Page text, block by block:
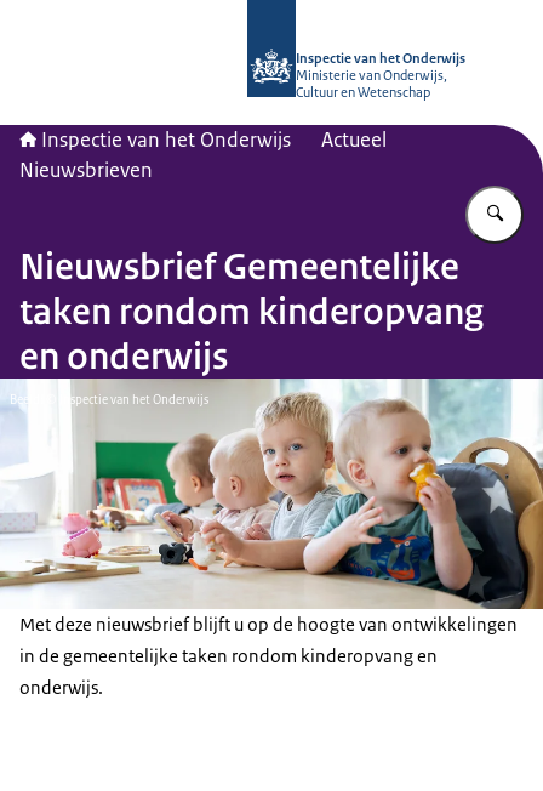
Inspectie van het Onderwijs
Ministerie van Onderwijs,
Cultuur en Wetenschap
Inspectie van het Onderwijs
Actueel
Nieuwsbrieven
Nieuwsbrief Gemeentelijke
taken rondom kinderopvang
en onderwijs
Beeld: © Inspectie van het Onderwijs
Met deze nieuwsbrief blijft u op de hoogte van ontwikkelingen
in de gemeentelijke taken rondom kinderopvang en
onderwijs.